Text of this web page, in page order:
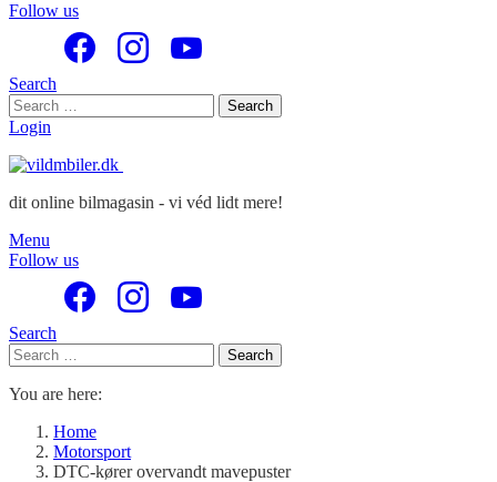
Follow us
Search
Search
for:
Search
Login
dit online bilmagasin - vi véd lidt mere!
Menu
Follow us
Search
Search
for:
Search
You are here:
Home
Motorsport
DTC-kører overvandt mavepuster